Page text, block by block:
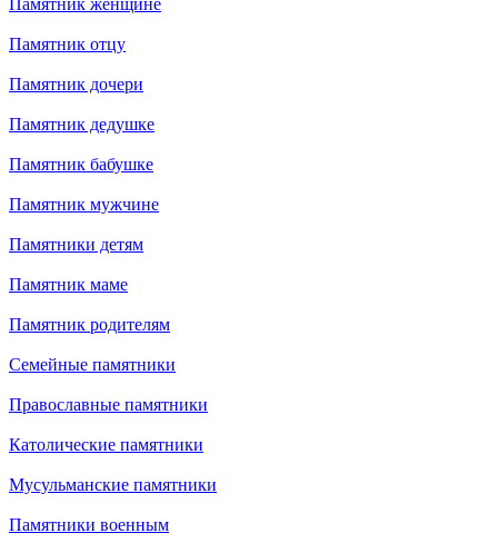
Памятник отцу
Памятник дочери
Памятник дедушке
Памятник бабушке
Памятник мужчине
Памятники детям
Памятник маме
Памятник родителям
Семейные памятники
Православные памятники
Католические памятники
Мусульманские памятники
Памятники военным